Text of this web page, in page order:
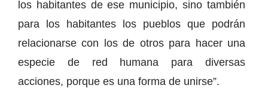
los habitantes de ese municipio, sino también
para los habitantes los pueblos que podrán
relacionarse con los de otros para hacer una
especie de red humana para diversas
acciones, porque es una forma de unirse”.